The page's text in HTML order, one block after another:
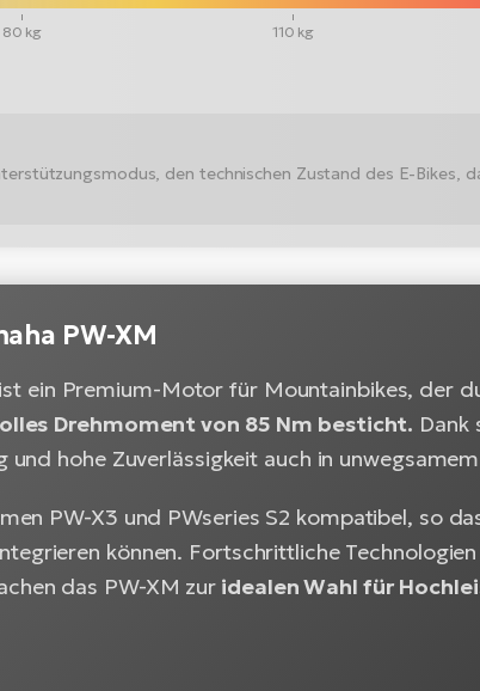
80 kg 110 kg
den technischen Zustand des E-Bikes,
PW-XM
ist ein Premium-Motor für Mountainbikes, der
Drehmoment von 85 Nm besticht. Dank
und hohe Zuverlässigkeit auch in
PW-X3 und PWseries S2 kompatibel, so
können. Fortschrittliche
das PW-XM zur idealen Wahl für